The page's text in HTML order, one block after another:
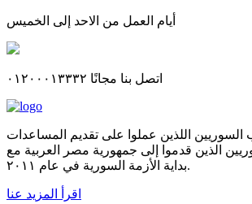
أيام العمل من الاحد إلى الخميس
اتصل بنا مجانًا ٠١٢٠٠٠١٣٣٣٢
اللذين عملوا على تقديم المساعدات
الذين قدموا إلى جمهورية مصر العربية مع
بداية الأزمة السورية في عام ٢٠١١.
اقرأ المزيد عنا